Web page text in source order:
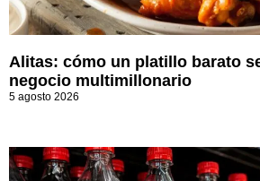
Alitas: cómo un platillo barato
negocio multimillonario
5 agosto 2026